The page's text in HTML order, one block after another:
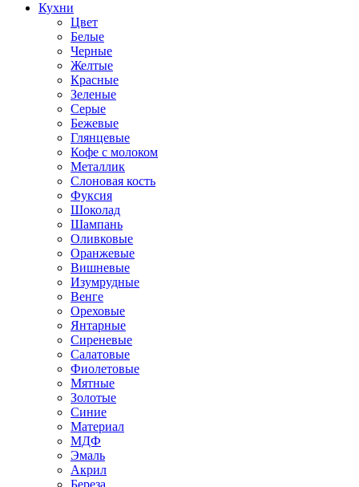
Кухни
Цвет
Белые
Черные
Желтые
Красные
Зеленые
Серые
Бежевые
Глянцевые
Кофе с молоком
Металлик
Слоновая кость
Фуксия
Шоколад
Шампань
Оливковые
Оранжевые
Вишневые
Изумрудные
Венге
Ореховые
Янтарные
Сиреневые
Салатовые
Фиолетовые
Мятные
Золотые
Синие
Материал
МДФ
Эмаль
Акрил
Береза